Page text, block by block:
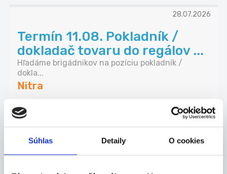
Súhlas Detaily O cookies
28.07.2026
Termín 11.08. Pokladník /
dokladač tovaru do regálov ...
Hľadáme brigádnikov na pozíciu pokladník /
dokla...
Nitra
P. J. Servis, s. r. o.